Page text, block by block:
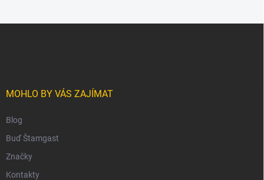
MOHLO BY VÁS ZAJÍMAT
Blog
Buď Štamgast
Značky
Kontakty